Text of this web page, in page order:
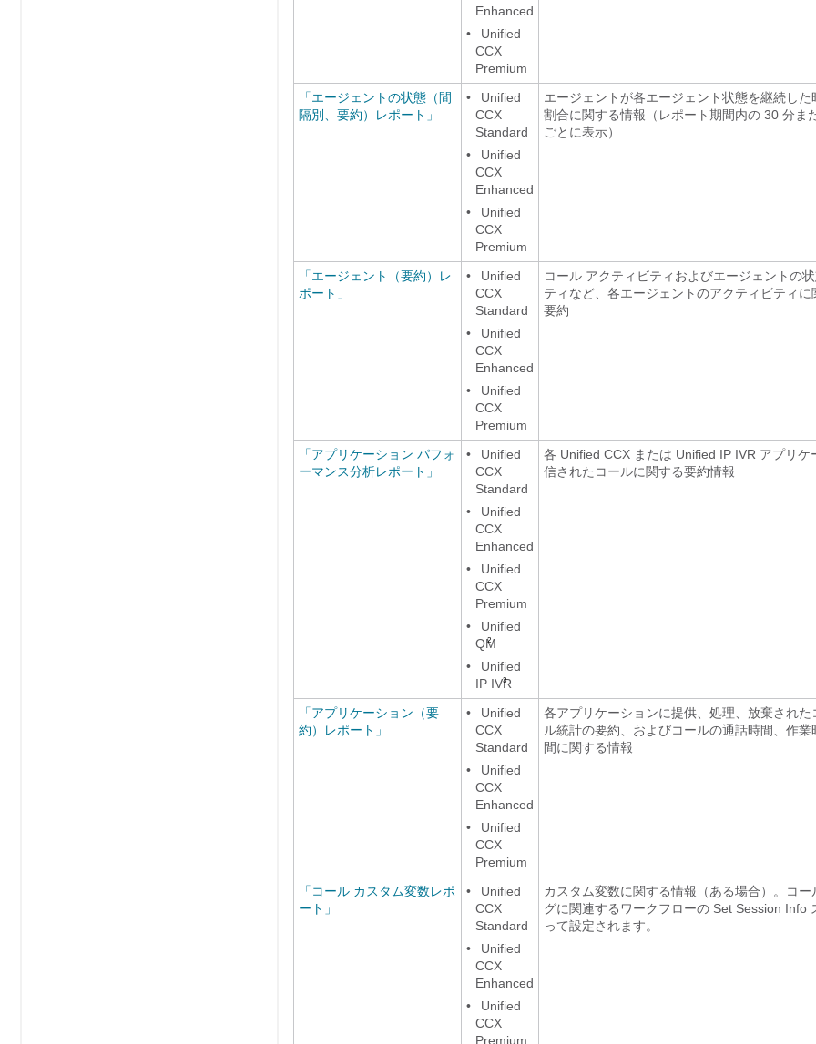
Enhanced
•
Unified
CCX
Premium
「エージェントの状態（間
隔別、要約）レポート」
•
Unified
CCX
Standard
•
Unified
CCX
Enhanced
•
Unified
CCX
Premium
エージェントが各エージェント状態を継続した
割合に関する情報（レポート期間内の 30 分ま
ごとに表示）
「エージェント（要約）レ
ポート」
•
Unified
CCX
Standard
•
Unified
CCX
Enhanced
•
Unified
CCX
Premium
コール アクティビティおよびエージェントの
ティなど、各エージェントのアクティビティに
要約
「アプリケーション パフォ
ーマンス分析レポート」
•
Unified
CCX
Standard
•
Unified
CCX
Enhanced
•
Unified
CCX
Premium
•
Unified
QM
2
•
Unified
IP IVR
3
各 Unified CCX または Unified IP IVR アプリケ
信されたコールに関する要約情報
「アプリケーション（要
約）レポート」
•
Unified
CCX
Standard
•
Unified
CCX
Enhanced
•
Unified
CCX
Premium
各アプリケーションに提供、処理、放棄された
ル統計の要約、およびコールの通話時間、作業
間に関する情報
「コール カスタム変数レポ
ート」
•
Unified
CCX
Standard
•
Unified
CCX
Enhanced
•
Unified
CCX
Premium
カスタム変数に関する情報（ある場合）。コー
グに関連するワークフローの Set Session Info
って設定されます。